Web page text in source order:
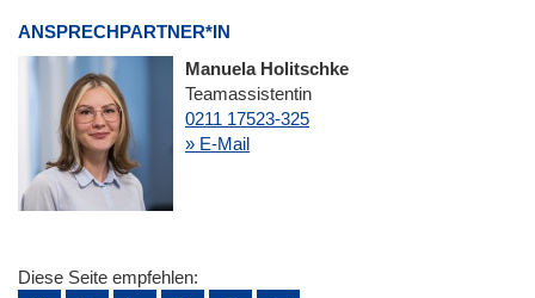
ANSPRECHPARTNER*IN
Manuela Holitschke
Teamassistentin
0211 17523-325
» E-Mail
Diese Seite empfehlen: